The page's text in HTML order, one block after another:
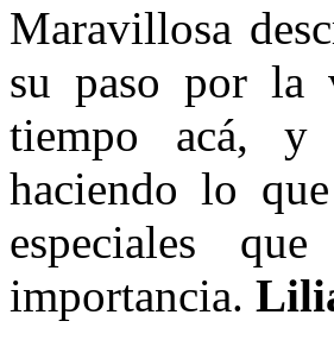
Maravillosa
su paso por la
tiempo acá, y
haciendo lo
especiales
importancia.